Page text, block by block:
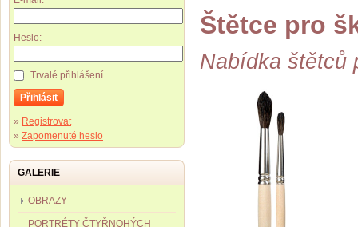
Štětce pro
Nabídka štětců
Heslo:
Trvalé přihlášení
Přihlásit
» Registrovat
» Zapomenuté heslo
GALERIE
OBRAZY
PORTRÉTY ČTYŘNOHÝCH